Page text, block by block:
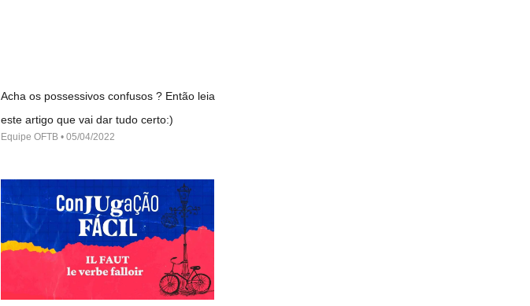
Acha os possessivos confusos ? Então leia
este artigo que vai dar tudo certo:)
Equipe OFTB 05/04/2022